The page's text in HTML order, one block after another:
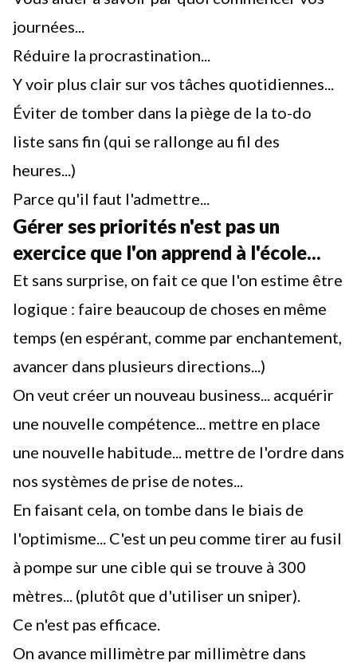
journées...
Réduire la procrastination...
Y voir plus clair sur vos tâches quotidiennes...
Éviter de tomber dans la piège de la to-do
liste sans fin (qui se rallonge au fil des
heures...)
Parce qu'il faut l'admettre...
Gérer ses priorités n'est pas un
exercice que l'on apprend à l'école...
Et sans surprise, on fait ce que l'on estime être
logique : faire beaucoup de choses en même
temps (en espérant, comme par enchantement,
avancer dans plusieurs directions...)
On veut créer un nouveau business... acquérir
une nouvelle compétence... mettre en place
une nouvelle habitude... mettre de l'ordre dans
nos systèmes de prise de notes...
En faisant cela, on tombe dans le biais de
l'optimisme... C'est un peu comme tirer au fusil
à pompe sur une cible qui se trouve à 300
mètres... (plutôt que d'utiliser un sniper).
Ce n'est pas efficace.
On avance millimètre par millimètre dans